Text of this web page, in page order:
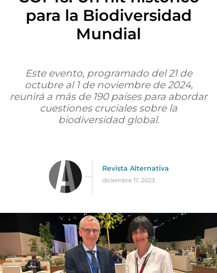
para la Biodiversidad
Mundial
Este evento, programado del 21 de
octubre al 1 de noviembre de 2024,
reunirá a más de 190 países para abordar
cuestiones cruciales sobre la
biodiversidad global.
Revista Alternativa
diciembre 17, 2023